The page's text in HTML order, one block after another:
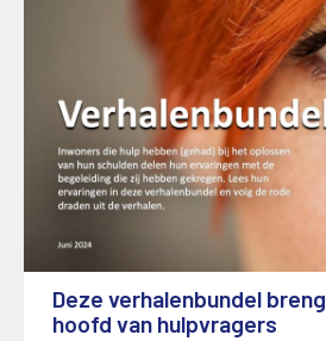
Deze verhalenbundel
hoofd van hulpvragers